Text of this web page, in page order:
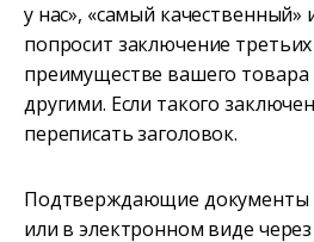
у нас», «самый качественный»
попросит заключение
преимуществе вашего товара
другими. Если такого
переписать заголовок.
Подтверждающие документы
или в электронном виде